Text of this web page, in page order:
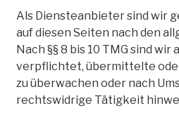
Als Diensteanbieter sind wir
auf diesen Seiten nach den
Nach §§ 8 bis 10 TMG sind
verpflichtet, übermittelte
zu überwachen oder nach
rechtswidrige Tätigkeit